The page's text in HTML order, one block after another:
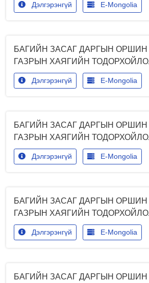
Дэлгэрэнгүй E-Mongolia
БАГИЙН ЗАСАГ ДАРГЫН ОРШИН
ГАЗРЫН ХАЯГИЙН
Дэлгэрэнгүй E-Mongolia
БАГИЙН ЗАСАГ ДАРГЫН ОРШИН
ГАЗРЫН ХАЯГИЙН
Дэлгэрэнгүй E-Mongolia
БАГИЙН ЗАСАГ ДАРГЫН ОРШИН
ГАЗРЫН ХАЯГИЙН
Дэлгэрэнгүй E-Mongolia
БАГИЙН ЗАСАГ ДАРГЫН ОРШИН